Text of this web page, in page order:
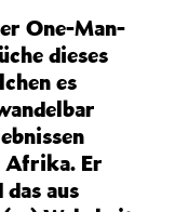
One-Man-
dieses
es
Afrika. Er
aus